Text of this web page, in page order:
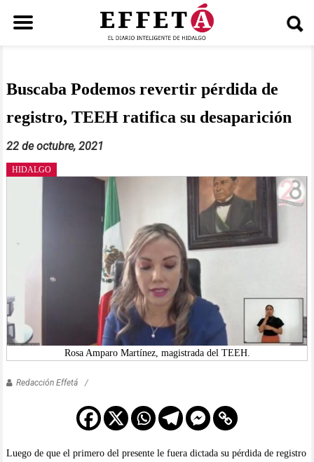
contenido
Buscaba Podemos revertir pérdida de
registro, TEEH ratifica su desaparición
22 de octubre, 2021
Rosa Amparo Martínez, magistrada del TEEH.
HIDALGO
Redacción Effetá
Luego de que el primero del presente le fuera dictada su pérdida de registro